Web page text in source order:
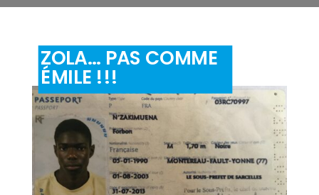
ZOLA… PAS COMME
ÉMILE !!!